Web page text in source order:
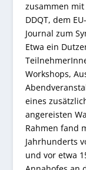
zusammen
DDQT, dem
Journal zum
Etwa ein
Workshops,
eines
angereisten
Rahmen fand
Jahrhunderts
und vor etwa